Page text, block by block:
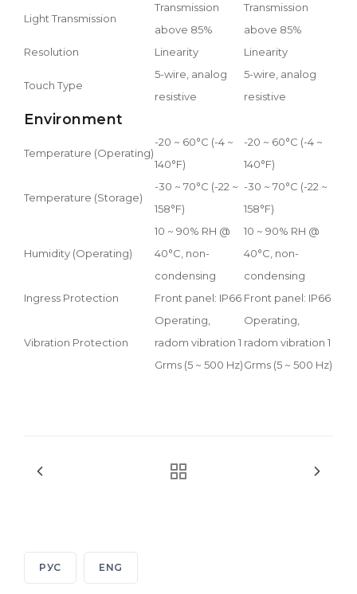
Light Transmission
Transmission
above 85%
Transmission
above 85%
Resolution
Linearity Linearity
Touch Type
5-wire, analog
resistive
5-wire, analog
resistive
Environment
Temperature (Operating)
-20 ~ 60°C (-4 ~
140°F)
-20 ~ 60°C (-4 ~
140°F)
Temperature (Storage)
-30 ~ 70°C (-22 ~
158°F)
-30 ~ 70°C (-22 ~
158°F)
Humidity (Operating)
10 ~ 90% RH @
40°C, non-
condensing
10 ~ 90% RH @
40°C, non-
condensing
Ingress Protection
Front panel: IP66 Front panel: IP66
Vibration Protection
Operating,
radom vibration 1
Grms (5 ~ 500 Hz)
Operating,
radom vibration 1
Grms (5 ~ 500 Hz)
РУС ENG